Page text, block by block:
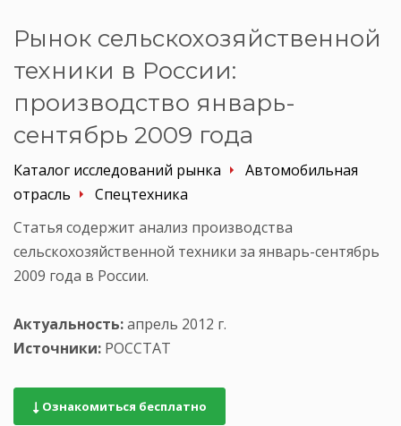
Рынок сельскохозяйственной
техники в России:
производство январь-
сентябрь 2009 года
Каталог исследований рынка
Автомобильная
отрасль
Спецтехника
Статья содержит анализ производства
сельскохозяйственной техники за январь-сентябрь
2009 года в России.
Актуальность:апрель 2012 г.
Источники: РОССТАТ
Ознакомиться бесплатно